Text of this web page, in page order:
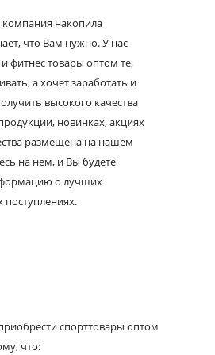
накопила
что Вам нужно. У нас
фитнес товары оптом те,
а хочет заработать и
высокого качества
новинках, акциях
размещена на нашем
на нем, и Вы будете
о лучших
спорттовары оптом
что: